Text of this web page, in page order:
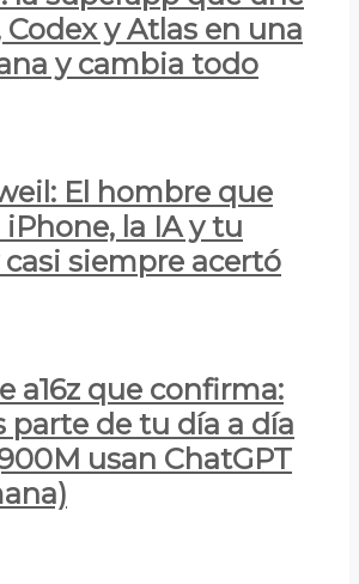
Codex y Atlas en una
y cambia todo
El hombre que
la IA y tu
siempre acertó
a16z que confirma:
parte de tu día a día
usan ChatGPT